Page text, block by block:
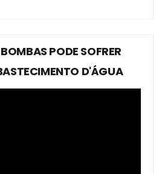
PODE SOFRER
D'ÁGUA